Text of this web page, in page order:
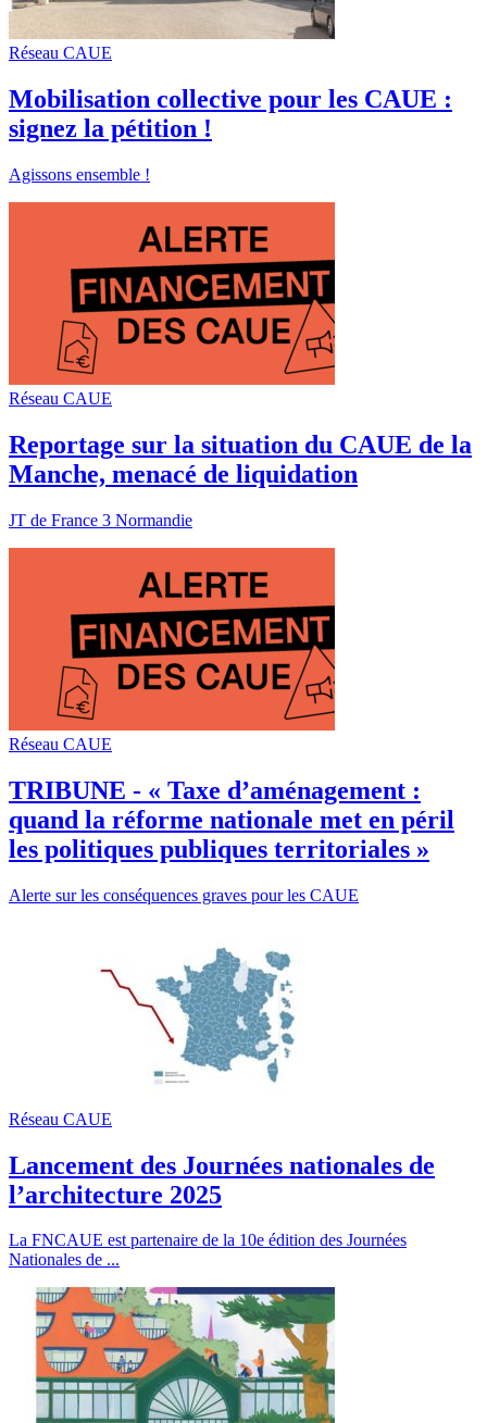
Réseau CAUE
Mobilisation collective pour les CAUE :
signez la pétition !
Agissons ensemble !
Réseau CAUE
Reportage sur la situation du CAUE de la
Manche, menacé de liquidation
JT de France 3 Normandie
Réseau CAUE
TRIBUNE - « Taxe d’aménagement :
quand la réforme nationale met en péril
les politiques publiques territoriales »
Alerte sur les conséquences graves pour les CAUE
Réseau CAUE
Lancement des Journées nationales de
l’architecture 2025
La FNCAUE est partenaire de la 10e édition des Journées
Nationales de ...